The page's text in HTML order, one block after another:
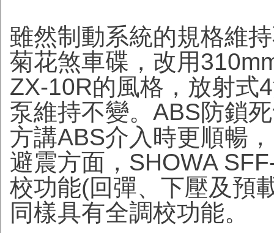
雖然制動系統的規格維
菊花煞車碟，改用
ZX-10R的風格，放射式
泵維持不變。ABS防鎖
方講ABS介入時更順暢
避震方面，SHOWA
校功能(回彈、下壓及預
同樣具有全調校功能。